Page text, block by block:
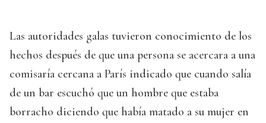
Las autoridades galas tuvieron conocimiento de los
hechos después de que una persona se acercara a una
comisaría cercana a París indicado que cuando salía
de un bar escuchó que un hombre que estaba
borracho diciendo que había matado a su mujer en